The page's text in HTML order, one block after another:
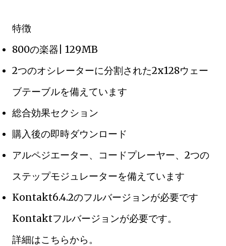
特徴
800の楽器| 129MB
2つのオシレーターに分割された2x128ウェー
ブテーブルを備えています
総合効果セクション
購入後の即時ダウンロード
アルペジエーター、コードプレーヤー、2つの
ステップモジュレーターを備えています
Kontakt6.4.2のフルバージョンが必要です
Kontaktフルバージョンが必要です。
詳細はこちらから。